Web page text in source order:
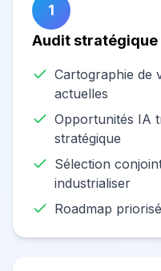
1
Audit
Cartographie de
actuelles
Opportunités IA
stratégique
Sélection
industrialiser
Roadmap